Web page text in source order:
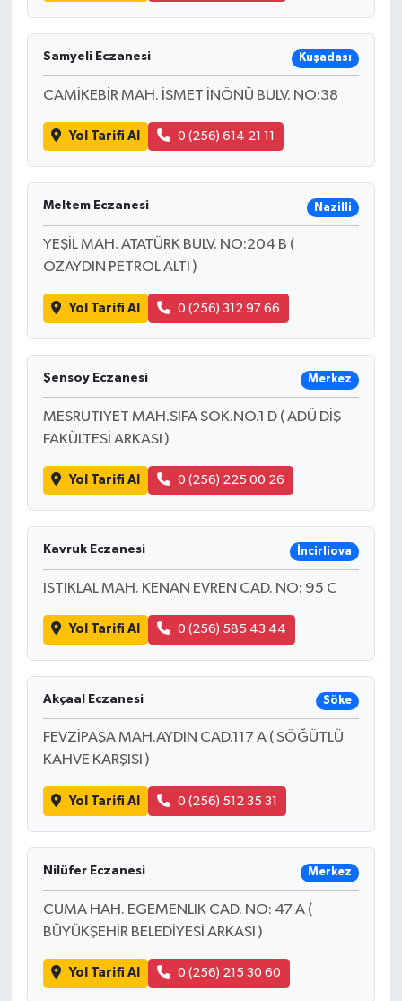
Samyeli Eczanesi Kuşadası
CAMİKEBİR MAH. İSMET İNÖNÜ BULV. NO:38
Yol Tarifi Al 0 (256) 614 21 11
Meltem Eczanesi Nazilli
YEŞİL MAH. ATATÜRK BULV. NO:204 B (
ÖZAYDIN PETROL ALTI )
Yol Tarifi Al 0 (256) 312 97 66
Şensoy Eczanesi Merkez
MESRUTIYET MAH.SIFA SOK.NO.1 D ( ADÜ DİŞ
FAKÜLTESİ ARKASI )
Yol Tarifi Al 0 (256) 225 00 26
Kavruk Eczanesi İncirliova
ISTIKLAL MAH. KENAN EVREN CAD. NO: 95 C
Yol Tarifi Al 0 (256) 585 43 44
Akçaal Eczanesi Söke
FEVZİPAŞA MAH.AYDIN CAD.117 A ( SÖĞÜTLÜ
KAHVE KARŞISI )
Yol Tarifi Al 0 (256) 512 35 31
Nilüfer Eczanesi Merkez
CUMA HAH. EGEMENLIK CAD. NO: 47 A (
BÜYÜKŞEHİR BELEDİYESİ ARKASI )
Yol Tarifi Al 0 (256) 215 30 60